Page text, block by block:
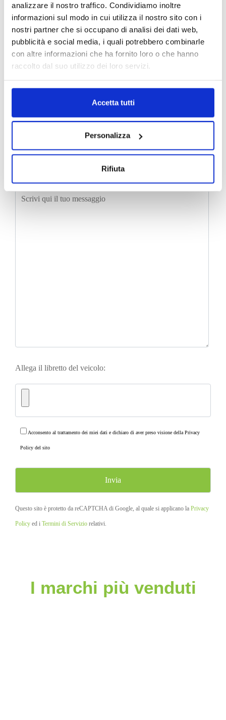
analizzare il nostro traffico. Condividiamo inoltre
informazioni sul modo in cui utilizza il nostro sito con i
nostri partner che si occupano di analisi dei dati web,
pubblicità e social media, i quali potrebbero combinarle
con altre informazioni che ha fornito loro o che hanno
raccolto dal suo utilizzo dei loro servizi.
Accetta tutti
Personalizza
Rifiuta
informazioni
Allega il libretto del veicolo:
Acconsento al trattamento dei miei dati e dichiaro di aver preso visione della Privacy
Policy del sito
Questo sito è protetto da reCAPTCHA di Google, al quale si applicano la Privacy
Policy ed i Termini di Servizio relativi.
I marchi più venduti